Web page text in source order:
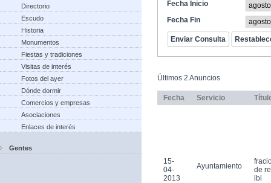
Directorio
Escudo
Historia
Monumentos
Fiestas y tradiciones
Visitas de interés
Fotos del ayer
Dónde dormir
Comercios y empresas
Asociaciones
Enlaces de interés
Gentes
Fecha Inicio
Fecha Fin
Últimos 2 Anuncios
Fecha Servicio
15-
04-
2013
Ayuntamiento
de
ibi